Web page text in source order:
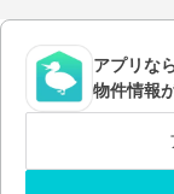
アプリな
物件情報